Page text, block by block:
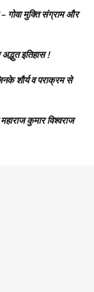
गोवा मुक्ति संग्राम और
इतिहास !
शौर्य व पराक्रम से
कुमार विश्वराज